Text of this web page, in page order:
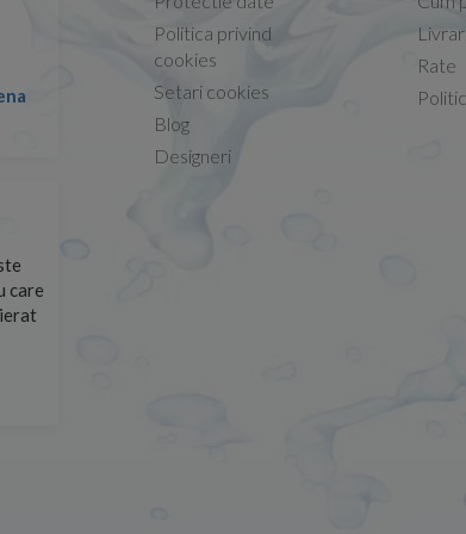
Conform descrierii!
13.02.2026
care
Politica privind
cookies
Setari cookies
Blog
Designeri
Rate